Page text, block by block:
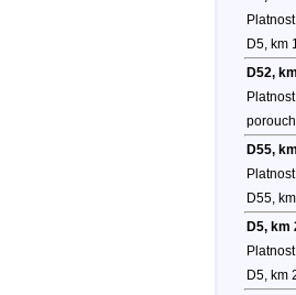
D5, km
D52,
D55,
D55,
D5, km
D5, km